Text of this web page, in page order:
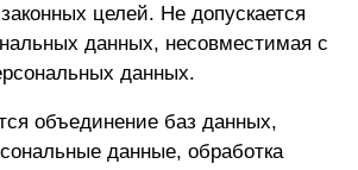
целей. Не допускается
данных, несовместимая с
данных.
объединение баз данных,
данные, обработка